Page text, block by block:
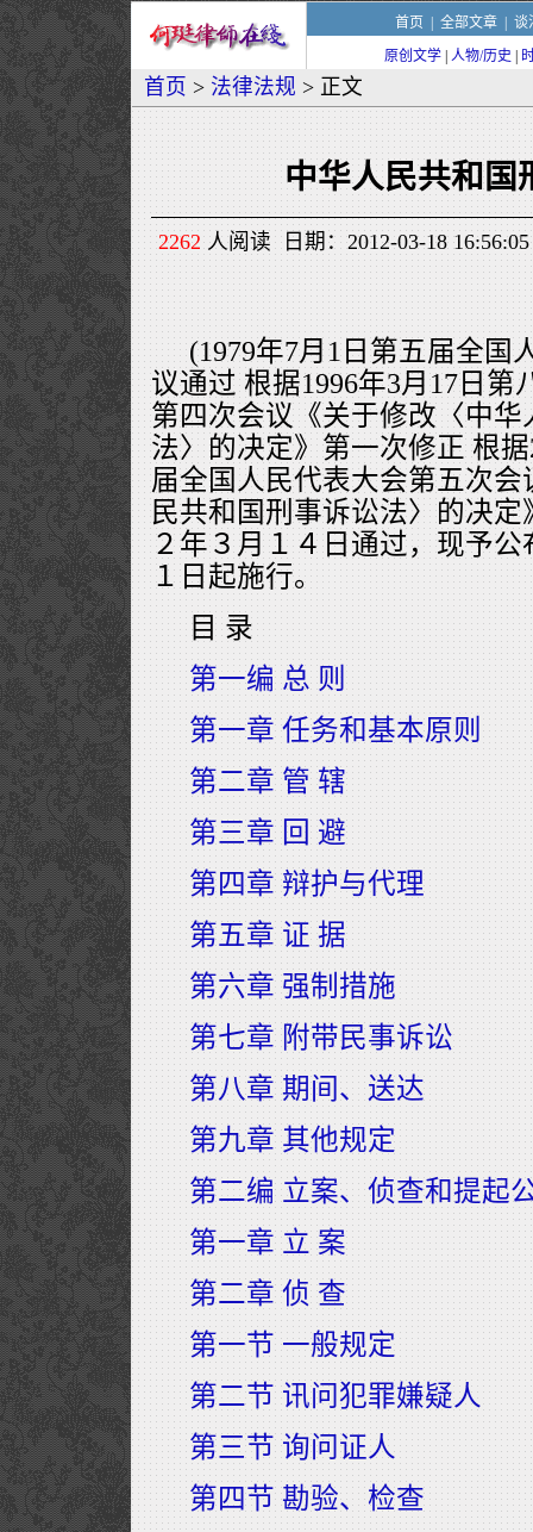
首页 全部文章| 谈
原创文学 人物/历史
首页 > 法律法规 > 正文
中华人民共和国
2262人阅读 日期：2012-03-18
(1979年7月1日第五届全国
议通过 根据1996年3月17日第
第四次会议《关于修改〈中
法〉的决定》第一次修正 根
届全国人民代表大会第五次
民共和国刑事诉讼法〉的决
２年３月１４日通过，现予
１日起施行。
目 录
第一编 总 则
第一章 任务和基本原则
第二章 管 辖
第三章 回 避
第四章 辩护与代理
第五章 证 据
第六章 强制措施
第七章 附带民事诉讼
第八章 期间、送达
第九章 其他规定
第二编 立案、侦查和提起
第一章 立 案
第二章 侦 查
第一节 一般规定
第二节 讯问犯罪嫌疑人
第三节 询问证人
第四节 勘验、检查